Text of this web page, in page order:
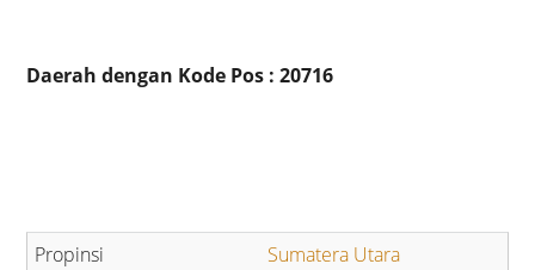
Daerah dengan Kode Pos : 20716
Sumatera Utara